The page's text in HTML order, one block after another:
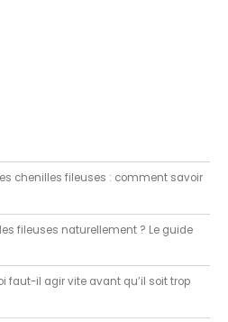
chenilles fileuses : comment savoir
fileuses naturellement ? Le guide
faut-il agir vite avant qu’il soit trop